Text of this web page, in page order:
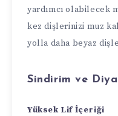
yardımcı olabilecek
kez dişlerinizi muz
yolla daha beyaz
Sindirim ve
Yüksek Lif İçeriği